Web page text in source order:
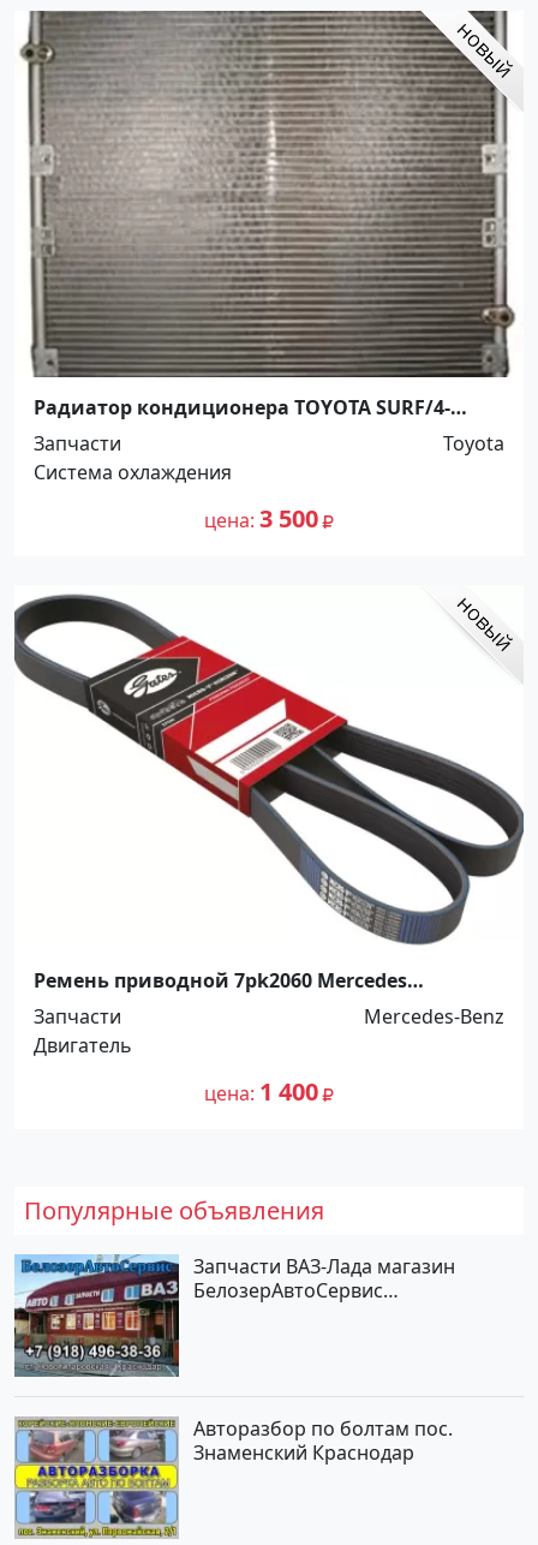
Радиатор кондиционера TOYOTA SURF/4-
RUNNER 1995-02 Краснодар
Запчасти
Toyota
Система охлаждения
цена 3 500
Ремень приводной 7pk2060 Mercedes
Краснодар
Запчасти
Mercedes-Benz
Двигатель
цена 1 400
Популярные объявления
Запчасти ВАЗ-Лада магазин
БелозерАвтоСервис
Авторазбор по болтам пос.
Знаменский Краснодар